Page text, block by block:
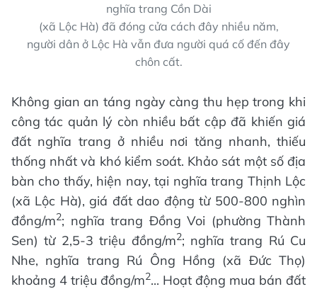
nghĩa trang Cồn Dài
(xã Lộc Hà) đã đóng cửa cách đây nhiều năm,
người dân ở Lộc Hà vẫn đưa người quá cố đến đây
chôn cất.
Không gian an táng ngày càng thu hẹp trong khi
công tác quản lý còn nhiều bất cập đã khiến giá
đất nghĩa trang ở nhiều nơi tăng nhanh, thiếu
thống nhất và khó kiểm soát. Khảo sát một số địa
bàn cho thấy, hiện nay, tại nghĩa trang Thịnh Lộc
(xã Lộc Hà), giá đất dao động từ 500-800 nghìn
đồng/m2; nghĩa trang Đồng Voi (phường Thành
Sen) từ 2,5-3 triệu đồng/m2; nghĩa trang Rú Cu
Nhe, nghĩa trang Rú Ông Hồng (xã Đức Thọ)
khoảng 4 triệu đồng/m2... Hoạt động mua bán đất